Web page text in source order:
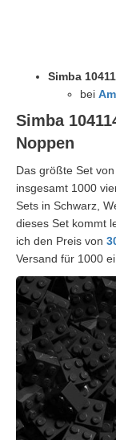
Simba
bei
Simba
Noppen
Das größte Set
insgesamt 1000
Sets in Schwarz,
dieses Set kommt
ich den Preis von
Versand für 1000